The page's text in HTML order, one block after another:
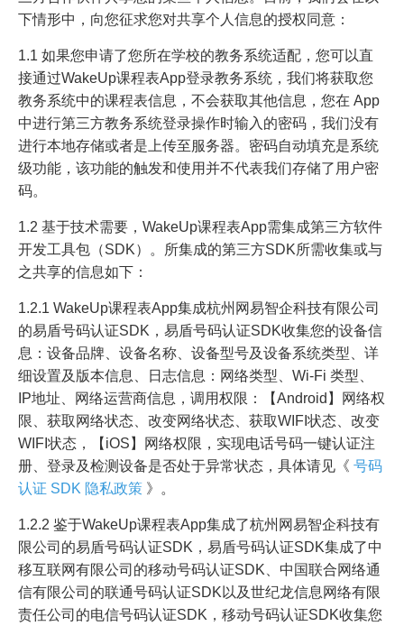
下情形中，向您征求您对共享个人信息的授权同意：
1.1 如果您申请了您所在学校的教务系统适配，您可以直
接通过WakeUp课程表App登录教务系统，我们将获取您
教务系统中的课程表信息，不会获取其他信息，您在 App
中进行第三方教务系统登录操作时输入的密码，我们没有
进行本地存储或者是上传至服务器。密码自动填充是系统
级功能，该功能的触发和使用并不代表我们存储了用户密
码。
1.2 基于技术需要，WakeUp课程表App需集成第三方软件
开发工具包（SDK）。所集成的第三方SDK所需收集或与
之共享的信息如下：
1.2.1 WakeUp课程表App集成杭州网易智企科技有限公司
的易盾号码认证SDK，易盾号码认证SDK收集您的设备信
息：设备品牌、设备名称、设备型号及设备系统类型、详
细设置及版本信息、日志信息：网络类型、Wi-Fi 类型、
IP地址、网络运营商信息，调用权限：【Android】网络权
限、获取网络状态、改变网络状态、获取WIFI状态、改变
WIFI状态，【iOS】网络权限，实现电话号码一键认证注
册、登录及检测设备是否处于异常状态，具体请见《 号码
认证 SDK 隐私政策 》。
1.2.2 鉴于WakeUp课程表App集成了杭州网易智企科技有
限公司的易盾号码认证SDK，易盾号码认证SDK集成了中
移互联网有限公司的移动号码认证SDK、中国联合网络通
信有限公司的联通号码认证SDK以及世纪龙信息网络有限
责任公司的电信号码认证SDK，移动号码认证SDK收集您